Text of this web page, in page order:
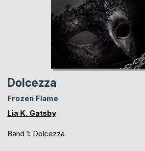
Dolcezza
Frozen Flame
Lia K. Gatsby
Band 1: Dolcezza